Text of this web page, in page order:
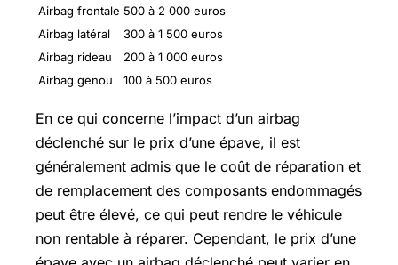
Airbag frontale 500 à 2 000 euros
Airbag latéral
300 à 1 500 euros
Airbag rideau
200 à 1 000 euros
Airbag genou
100 à 500 euros
En ce qui concerne l’impact d’un airbag
déclenché sur le prix d’une épave, il est
généralement admis que le coût de réparation et
de remplacement des composants endommagés
peut être élevé, ce qui peut rendre le véhicule
non rentable à réparer. Cependant, le prix d’une